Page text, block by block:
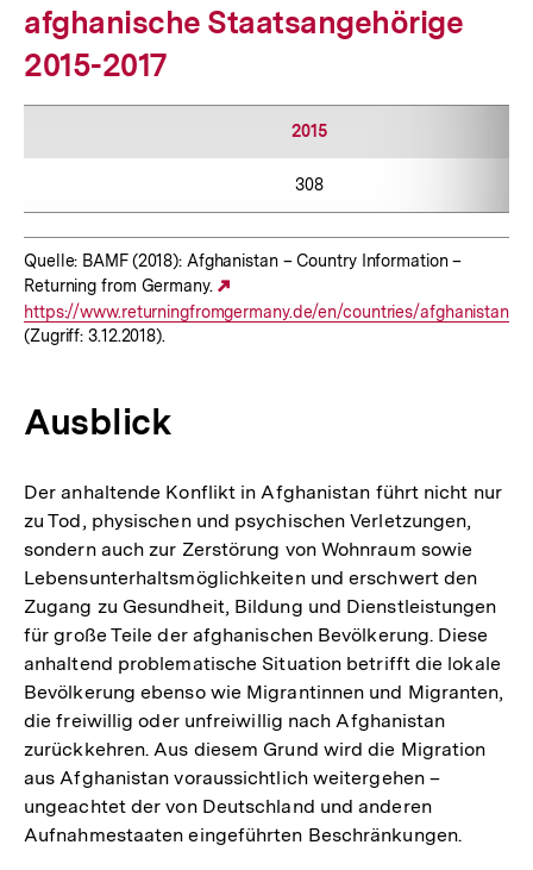
afghanische Staatsangehörige
2015-2017
2015
308
Quelle: BAMF (2018): Afghanistan – Country Information –
Returning from Germany.
Link:
https://www.returningfromgermany.de/en/countries/afghanistan
(Zugriff: 3.12.2018).
Ausblick
Der anhaltende Konflikt in Afghanistan führt nicht nur
zu Tod, physischen und psychischen Verletzungen,
sondern auch zur Zerstörung von Wohnraum sowie
Lebensunterhaltsmöglichkeiten und erschwert den
Zugang zu Gesundheit, Bildung und Dienstleistungen
für große Teile der afghanischen Bevölkerung. Diese
anhaltend problematische Situation betrifft die lokale
Bevölkerung ebenso wie Migrantinnen und Migranten,
die freiwillig oder unfreiwillig nach Afghanistan
zurückkehren. Aus diesem Grund wird die Migration
aus Afghanistan voraussichtlich weitergehen –
ungeachtet der von Deutschland und anderen
Aufnahmestaaten eingeführten Beschränkungen.